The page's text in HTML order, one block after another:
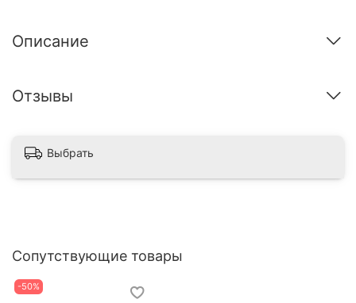
Описание
Отзывы
Выбрать
Сопутствующие товары
-50%